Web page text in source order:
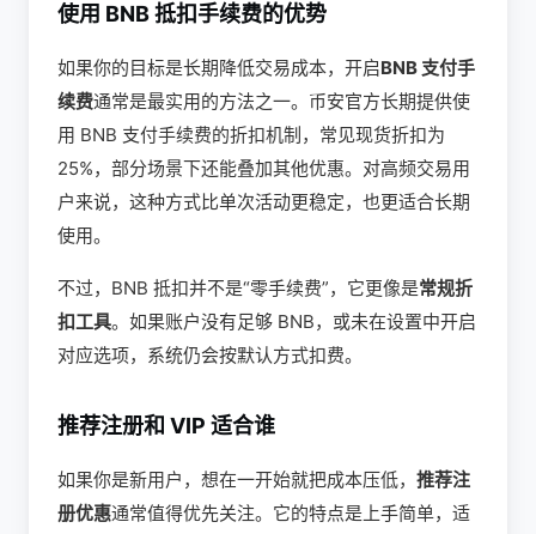
使用 BNB 抵扣手续费的优势
如果你的目标是长期降低交易成本，开启BNB 支付手
续费通常是最实用的方法之一。币安官方长期提供使
用 BNB 支付手续费的折扣机制，常见现货折扣为
25%，部分场景下还能叠加其他优惠。对高频交易用
户来说，这种方式比单次活动更稳定，也更适合长期
使用。
不过，BNB 抵扣并不是“零手续费”，它更像是常规折
扣工具。如果账户没有足够 BNB，或未在设置中开启
对应选项，系统仍会按默认方式扣费。
推荐注册和 VIP 适合谁
如果你是新用户，想在一开始就把成本压低， 推荐注
册优惠通常值得优先关注。它的特点是上手简单，适